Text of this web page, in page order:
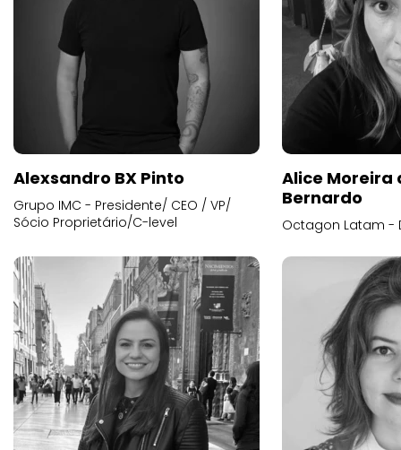
Alexsandro BX Pinto
Grupo IMC - Presidente/ CEO / VP/
Sócio Proprietário/C-level
Alice
Bernardo
Octagon Latam -